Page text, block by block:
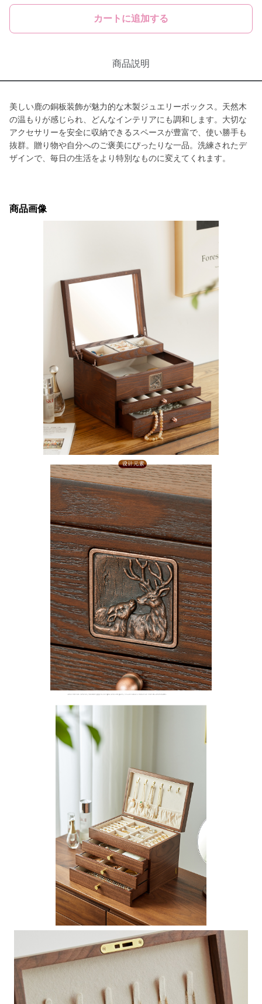
カートに追加する
商品説明
美しい鹿の銅板装飾が魅力的な木製ジュエリーボックス。天然木
の温もりが感じられ、どんなインテリアにも調和します。大切な
アクセサリーを安全に収納できるスペースが豊富で、使い勝手も
抜群。贈り物や自分へのご褒美にぴったりな一品。洗練されたデ
ザインで、毎日の生活をより特別なものに変えてくれます。
商品画像